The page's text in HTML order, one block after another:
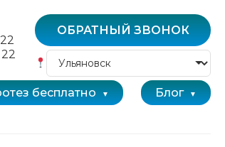
ОБРАТНЫЙ ЗВОНОК
бесплатно Блог